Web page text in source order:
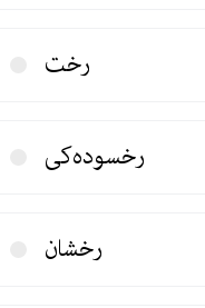
رخت
رخسوده‌كی
رخشان